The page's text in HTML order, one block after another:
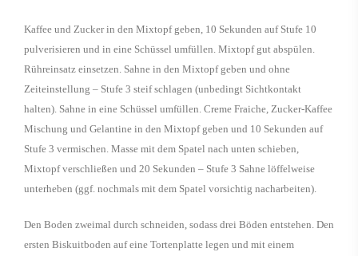
Kaffee und Zucker in den Mixtopf geben, 10 Sekunden auf Stufe 10
pulverisieren und in eine Schüssel umfüllen. Mixtopf gut abspülen.
Rühreinsatz einsetzen. Sahne in den Mixtopf geben und ohne
Zeiteinstellung – Stufe 3 steif schlagen (unbedingt Sichtkontakt
halten). Sahne in eine Schüssel umfüllen. Creme Fraiche, Zucker-Kaffee
Mischung und Gelantine in den Mixtopf geben und 10 Sekunden auf
Stufe 3 vermischen. Masse mit dem Spatel nach unten schieben,
Mixtopf verschließen und 20 Sekunden – Stufe 3 Sahne löffelweise
unterheben (ggf. nochmals mit dem Spatel vorsichtig nacharbeiten).
Den Boden zweimal durch schneiden, sodass drei Böden entstehen. Den
ersten Biskuitboden auf eine Tortenplatte legen und mit einem